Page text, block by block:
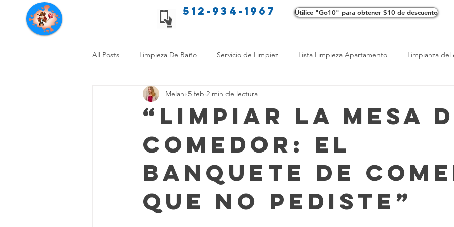
Servicios de limpieza de Texas 512-934-1967 Utilice "Go10" para obtener $10 de descuento
All Posts Limpieza De Baño Servicio de Limpiez Lista Limpieza Apartamento Limpianza
Consejos de limpieza para mascotas Consejos de limpieza ecológica
Limpieza Sin Alergias Beneficios de Profesionales LimpiezaTransformadora
Comparación Limpieza Hogar Opciones de limpieza Diferencias en Limpieza Truco de
“Limpiar la Mesa
Comedor: El
Banquete de
Que No Pediste”
Melani 5 feb 2 min de lectura